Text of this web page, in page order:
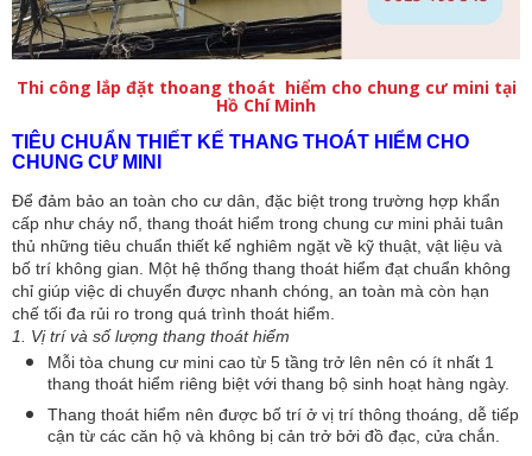
Thi công lắp đặt thoang thoát hiểm cho chung cư mini tại
Hồ Chí Minh
TIÊU CHUẨN THIẾT KẾ THANG THOÁT HIỂM CHO
CHUNG CƯ MINI
Để đảm bảo an toàn cho cư dân, đặc biệt trong trường hợp khẩn
cấp như cháy nổ, thang thoát hiểm trong chung cư mini phải tuân
thủ những tiêu chuẩn thiết kế nghiêm ngặt về kỹ thuật, vật liệu và
bố trí không gian. Một hệ thống thang thoát hiểm đạt chuẩn không
chỉ giúp việc di chuyển được nhanh chóng, an toàn mà còn hạn
chế tối đa rủi ro trong quá trình thoát hiểm.
1. Vị trí và số lượng thang thoát hiểm
Mỗi tòa chung cư mini cao từ 5 tầng trở lên nên có ít nhất 1
thang thoát hiểm riêng biệt với thang bộ sinh hoạt hàng ngày.
Thang thoát hiểm nên được bố trí ở vị trí thông thoáng, dễ tiếp
cận từ các căn hộ và không bị cản trở bởi đồ đạc, cửa chắn.